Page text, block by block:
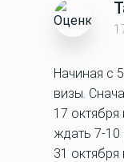
Начиная с
визы.
17
ждать 7-10
31